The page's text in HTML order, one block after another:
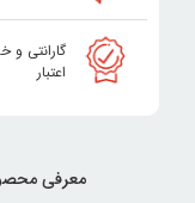
گارانتی و
اعتبار
معرفی